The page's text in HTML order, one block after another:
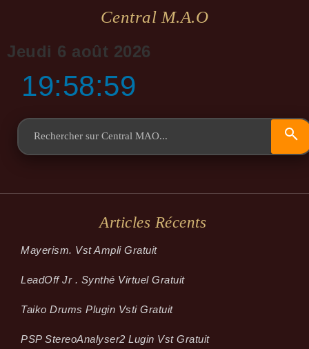
Central M.a.o
Jeudi 6 août 2026
19:59:00
Articles Récents
Mayerism. Vst Ampli Gratuit
LeadOff Jr . Synthé Virtuel Gratuit
Taiko Drums Plugin Vsti Gratuit
PSP StereoAnalyser2 Lugin Vst Gratuit